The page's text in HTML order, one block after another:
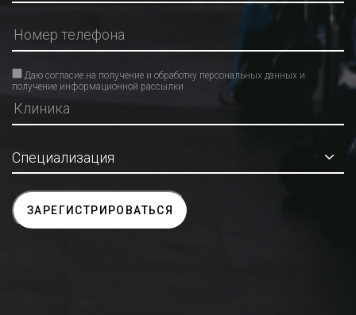
Даю согласие на получение и обработку персональных данных и
получение информационной рассылки